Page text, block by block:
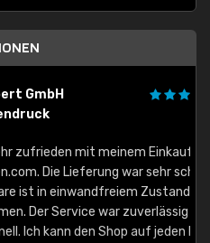
mit meinem Einkauf bei
Die Lieferung war sehr schnell
einwandfreiem Zustand
Service war zuverlässig und
kann den Shop auf jeden Fall